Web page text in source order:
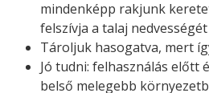
mindenképp rakjunk
felszívja a talaj nedvességét
Tároljuk hasogatva, mert
Jó tudni: felhasználás előtt
belső melegebb